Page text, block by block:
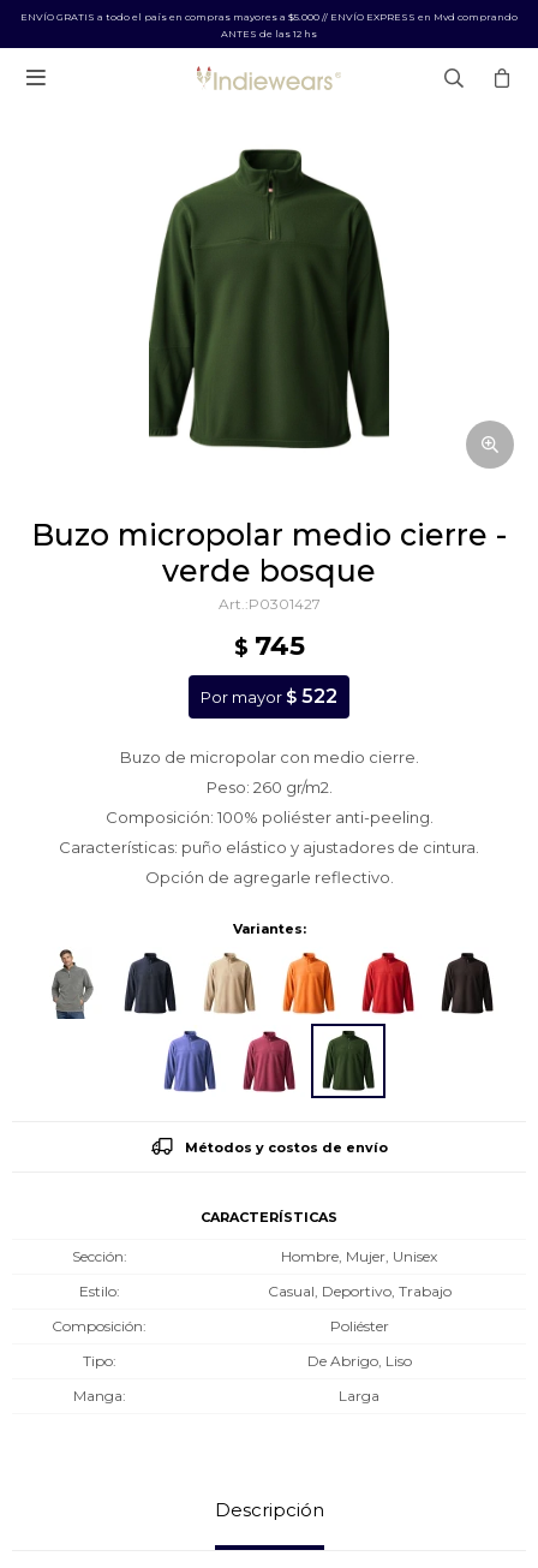
ENVÍO GRATIS a todo el país en compras mayores a $5.000 // ENVÍO EXPRESS en Mvd comprando
ANTES de las 12 hs

buzo micropolar medio cierre -
verde bosque
P0301427
$ 745
Por mayor $ 522
Buzo de micropolar con medio cierre.
Peso: 260 gr/m2.
Composición: 100% poliéster anti-peeling.
Características: puño elástico y ajustadores de cintura.
Opción de agregarle reflectivo.
Variantes:
Métodos y costos de envío
CARACTERÍSTICAS
Sección
Hombre, Mujer, Unisex
Estilo
Casual, Deportivo, Trabajo
Composición
Poliéster
Tipo
De Abrigo, Liso
Manga
Larga
Descripción